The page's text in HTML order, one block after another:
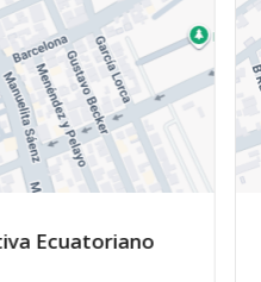
Ecuatoriano